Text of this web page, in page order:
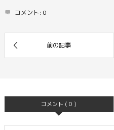
コメント: 0
コメント ( 0 )